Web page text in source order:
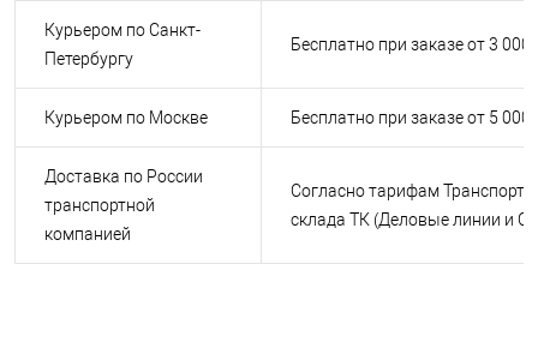
Курьером по Санкт-
Петербургу
Бесплатно при заказе от 3 000
Курьером по Москве Бесплатно при заказе от 5 000
Доставка по России
транспортной
компанией
Согласно тарифам
склада ТК (Деловые линии и